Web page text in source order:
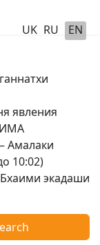
UK RU EN
явления
Амалаки
10:02)
экадаши